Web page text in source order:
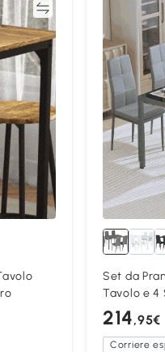
Set da
Tavolo e 4
214,95€
Corriere